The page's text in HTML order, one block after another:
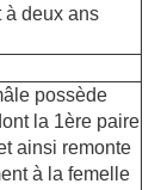
à deux ans
possède
la 1ère paire
ainsi remonte
à la femelle